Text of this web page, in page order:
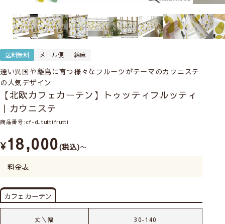
送料無料 メール便 綿麻
遠い異国や離島に育つ様々なフルーツがテーマのカウニステ
の人気デザイン
【北欧カフェカーテン】トゥッティフルッティ
｜カウニステ
商品番号 cf-d_tuttifrutti
¥18,000 税込 〜
料金表
カフェカーテン
丈＼幅 30-140